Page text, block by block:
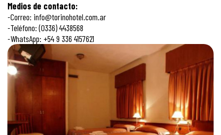
Medios de contacto:
-Correo: info@torinohotel.com.ar
-Teléfono: (0336) 4438568
-WhatsApp: +54 9 336 4157621